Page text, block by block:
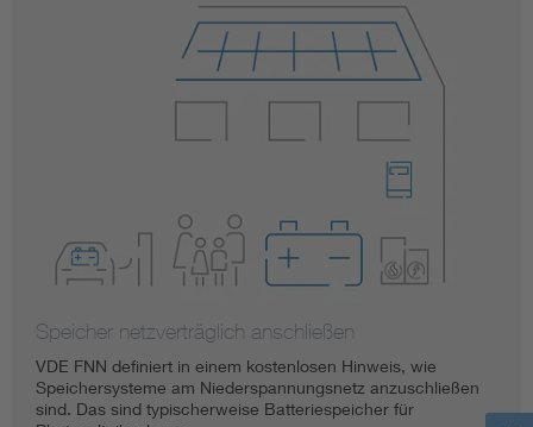
Speicher netzverträglich anschließen
VDE FNN definiert in einem kostenlosen Hinweis, wie
Speichersysteme am Niederspannungsnetz anzuschließen
sind. Das sind typischerweise Batteriespeicher für